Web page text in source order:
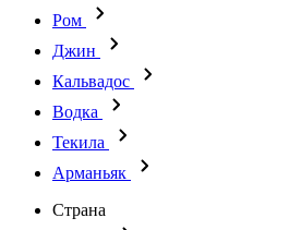
Ром
Джин
Кальвадос
Водка
Текила
Арманьяк
Страна